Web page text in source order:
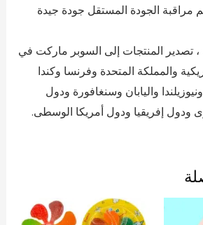
الجودة المستقل جودة جيدة
تصدير المنتجات إلى السوبر ماركت في
والمملكة المتحدة وفرنسا وكندا
واليابان وسنغافورة ودول
ودول إفريقيا ودول أمريكا الوسطى.